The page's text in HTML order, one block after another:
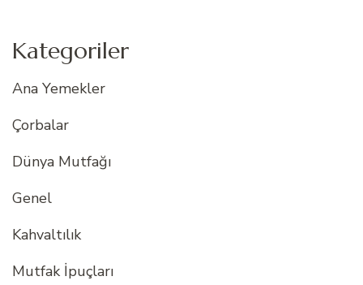
Kategoriler
Ana Yemekler
Çorbalar
Dünya Mutfağı
Genel
Kahvaltılık
Mutfak İpuçları